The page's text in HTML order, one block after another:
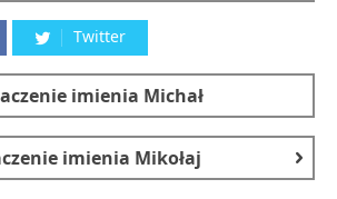
Twitter
imienia Michał
imienia Mikołaj